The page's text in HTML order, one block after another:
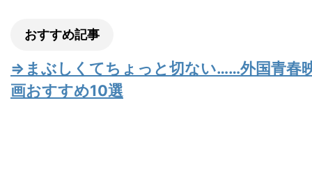
おすすめ記事
⇒まぶしくてちょっと切ない……外国青春
画おすすめ10選